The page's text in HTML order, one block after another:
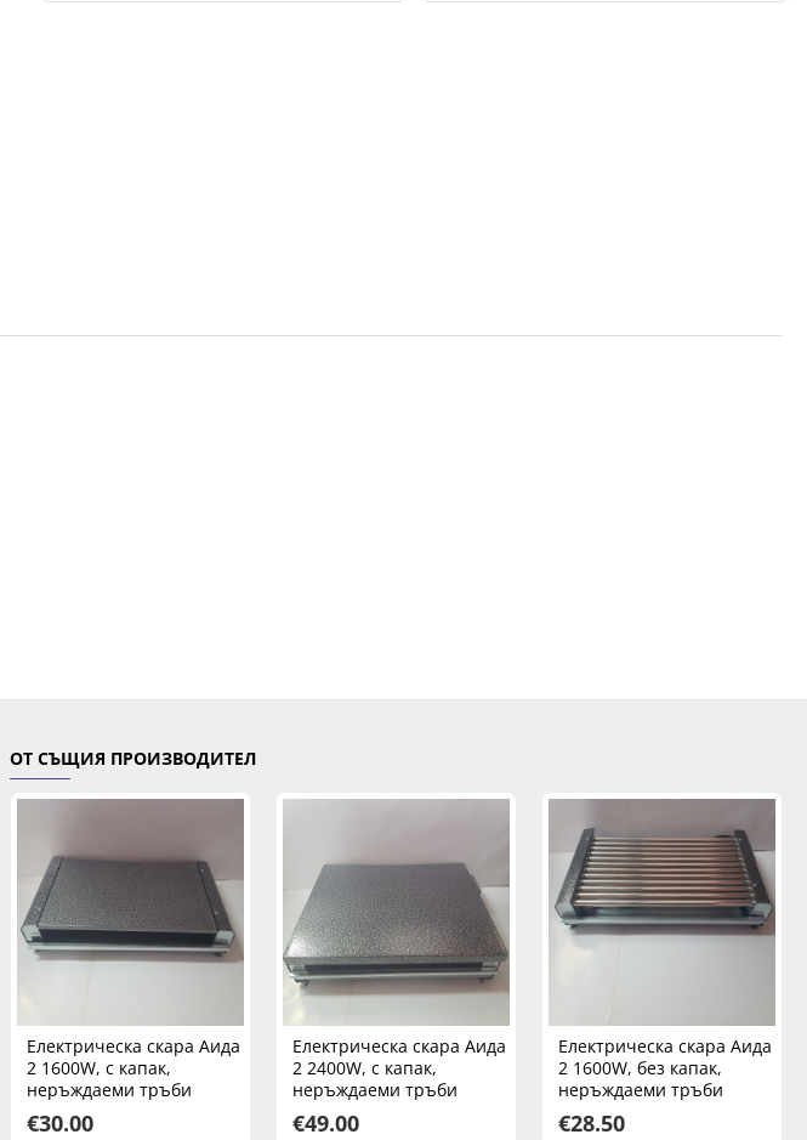
Котлон електрически
Termomax TX50,
единичен, бял, 500W
€19.90
Котлон електрически
КРИС 1250W, единичен,
1250W
€37.00
ОТ СЪЩИЯ ПРОИЗВОДИТЕЛ
Електрическа скара Аида
2 1600W, с капак,
неръждаеми тръби
€30.00
Електрическа скара Аида
2 2400W, с капак,
неръждаеми тръби
€49.00
Електрическа скара Аида
2 1600W, без капак,
неръждаеми тръби
€28.50